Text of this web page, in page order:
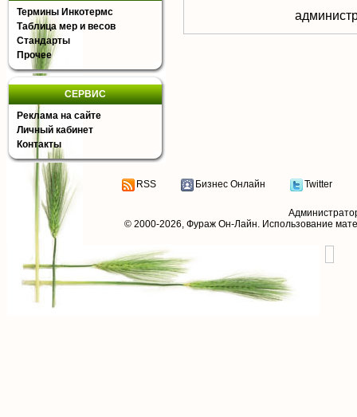
Термины Инкотермс
Таблица мер и весов
Стандарты
Прочее
СЕРВИС
Реклама на сайте
Личный кабинет
Контакты
RSS Бизнес Онлайн Twitter
© 2000-2026, Фураж Он-Лайн. Использование